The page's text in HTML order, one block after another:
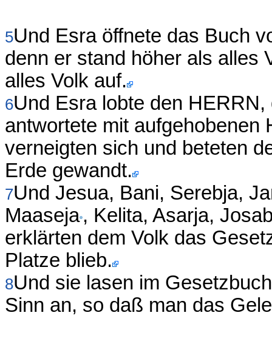
5Und Esra öffnete das Buch
denn er stand höher als alles
alles Volk auf.
6Und Esra lobte den
antwortete mit aufgehobenen
verneigten sich und beteten
Erde gewandt.
7Und Jesua, Bani, Serebja,
Maaseja , Kelita, Asarja,
erklärten dem Volk das
Platze blieb.
8Und sie lasen im
Sinn an, so daß man das